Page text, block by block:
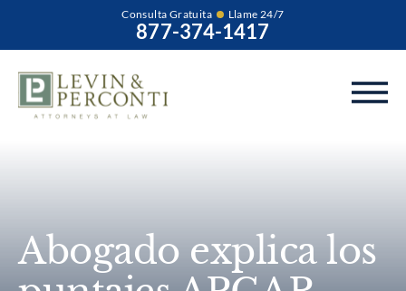
Consulta Gratuita Llame 24/7
877-374-1417
Abogado explica los